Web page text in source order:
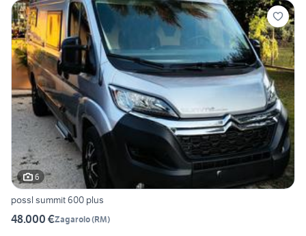
6
possl summit 600 plus
48.000 €Zagarolo(RM)